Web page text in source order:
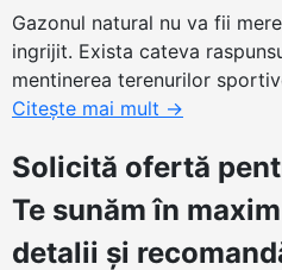
Gazonul natural nu va fii
ingrijit. Exista cateva
mentinerea terenurilor
Citește mai mult →
Solicită ofertă
Te sunăm în
detalii și